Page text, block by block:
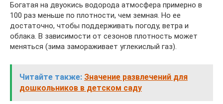
Богатая на двуокись водорода атмосфера примерно в
100 раз меньше по плотности, чем земная. Но ее
достаточно, чтобы поддерживать погоду, ветра и
облака. В зависимости от сезонов плотность может
меняться (зима замораживает углекислый газ).
Читайте также: Значение развлечений для
дошкольников в детском саду